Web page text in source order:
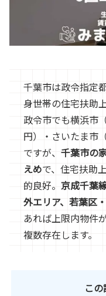
千葉市は政令指定
身世帯の住宅扶助
政令市でも横浜市
円）・さいたま市
ですが、 千葉市の
えめで、住宅扶助
的良好。 京成千葉
外エリア、若葉区
あれば上限内物件
複数存在します。
こ